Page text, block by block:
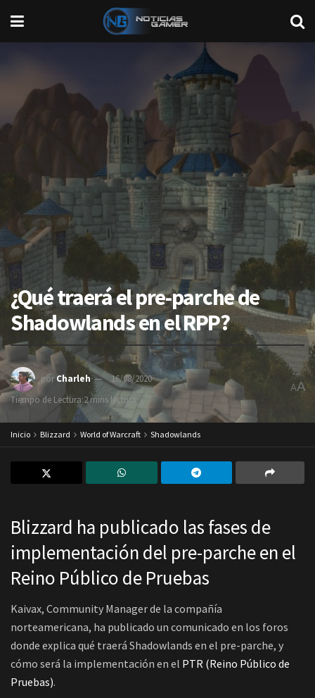
¿Qué traerá el pre-parche de
Shadowlands en el RPP?
por Charleh
16/08/2020
Tiempo de Lectura:2 mins lectura
AA
Inicio Blizzard World of Warcraft Shadowlands
Blizzard ha publicado las fases de
implementación del pre-parche en el
Reino Público de Pruebas
Kaivax, Community Manager de la compañía
norteamericana, ha publicado un comunicado en los foros
donde explica qué traerá Shadowlands en el pre-parche, y
cómo será la implementación en el PTR (Reino Público de
Pruebas).